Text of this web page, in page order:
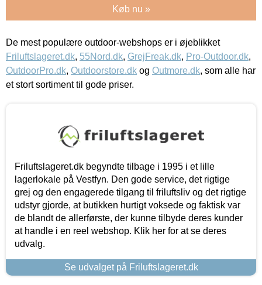
Køb nu »
De mest populære outdoor-webshops er i øjeblikket
Friluftslageret.dk, 55Nord.dk, GrejFreak.dk, Pro-Outdoor.dk,
OutdoorPro.dk, Outdoorstore.dk og Outmore.dk, som alle har
et stort sortiment til gode priser.
Friluftslageret.dk begyndte tilbage i 1995 i et lille
lagerlokale på Vestfyn. Den gode service, det rigtige
grej og den engagerede tilgang til friluftsliv og det rigtige
udstyr gjorde, at butikken hurtigt voksede og faktisk var
de blandt de allerførste, der kunne tilbyde deres kunder
at handle i en reel webshop. Klik her for at se deres
udvalg.
Se udvalget på Friluftslageret.dk